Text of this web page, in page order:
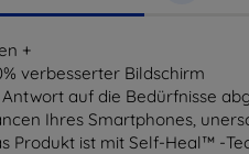
+
verbesserter Bildschirm
auf die Bedürfnisse
Ihres Smartphones,
Produkt ist mit Self-Heal™ -